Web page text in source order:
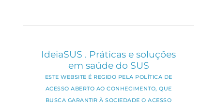
IdeiaSUS . Práticas e soluções
em saúde do SUS
ESTE WEBSITE É REGIDO PELA POLÍTICA DE
ACESSO ABERTO AO CONHECIMENTO, QUE
BUSCA GARANTIR À SOCIEDADE O ACESSO